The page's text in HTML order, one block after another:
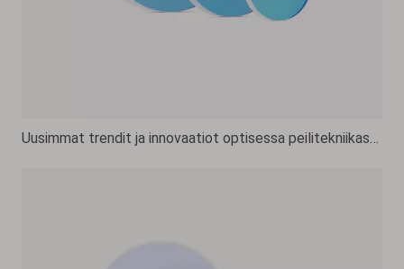
Uusimmat trendit ja innovaatiot optisessa peilitekniikassa vuonna 2025